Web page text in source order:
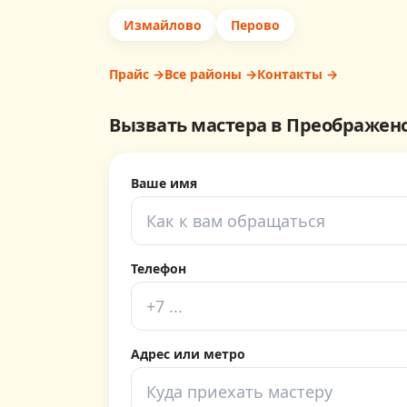
Измайлово Перово
Прайс →Все районы →Контакты →
Вызвать мастера в
Ваше имя
Телефон
Адрес или метро